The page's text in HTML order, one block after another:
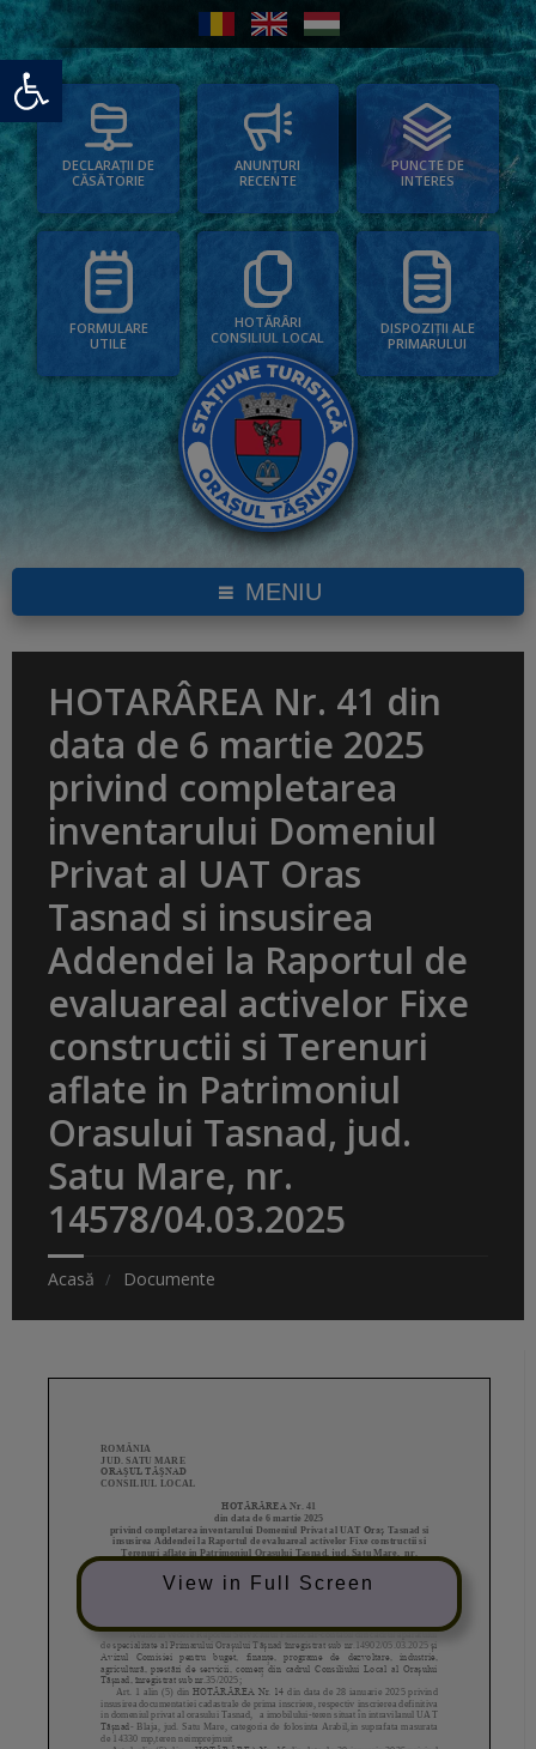
Deschide bara de unelte
DECLARAȚII DE
CĂSĂTORIE
ANUNȚURI
RECENTE
PUNCTE DE
INTERES
FORMULARE
UTILE
HOTĂRÂRI
CONSILIUL LOCAL
DISPOZIȚII ALE
PRIMARULUI
MENIU
HOTARÂREA Nr. 41 din
data de 6 martie 2025
privind completarea
inventarului Domeniul
Privat al UAT Oras
Tasnad si insusirea
Addendei la Raportul de
evaluareal activelor Fixe
constructii si Terenuri
aflate in Patrimoniul
Orasului Tasnad, jud.
Satu Mare, nr.
14578/04.03.2025
Acasă Documente
View in Full Screen